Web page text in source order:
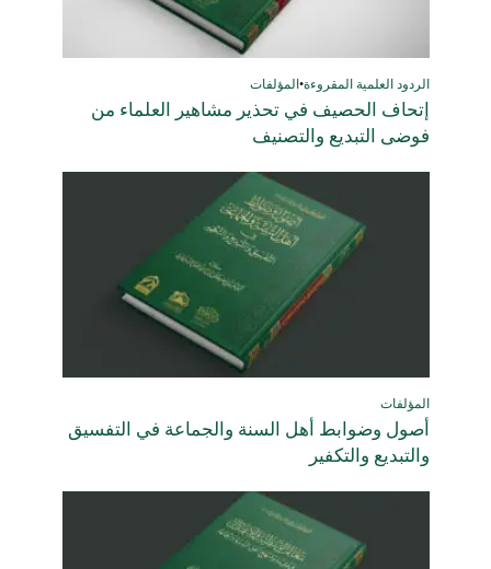
الردود العلمية المقروءة• المؤلفات
إتحاف الحصيف في تحذير مشاهير العلماء من
فوضى التبديع والتصنيف
المؤلفات
أصول وضوابط أهل السنة والجماعة في التفسيق
والتبديع والتكفير